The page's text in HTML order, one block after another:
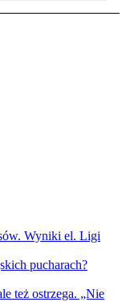
Wyniki el. Ligi
pucharach?
też ostrzega. „Nie